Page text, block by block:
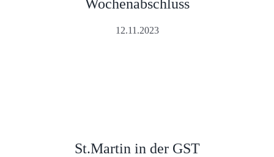
Wochenabschluss
12.11.2023
St.Martin in der GST